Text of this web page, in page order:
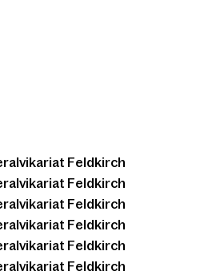
Feldkirch
Feldkirch
Feldkirch
Feldkirch
Feldkirch
Feldkirch